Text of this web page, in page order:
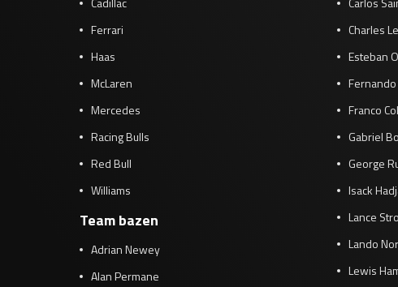
Ferrari
Haas
McLaren
Mercedes
Racing Bulls
Red Bull
Williams
Team bazen
Adrian Newey
Alan Permane
Charles
Esteban
Franco
Gabriel
George
Isack
Lance
Lando
Lewis